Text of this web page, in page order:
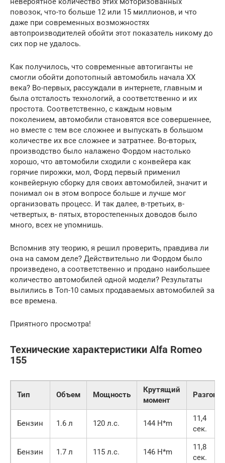
повозок, что-то больше 12 или 15 миллионов, и что
даже при современных возможностях
автопроизводителей обойти этот показатель никому до
сих пор не удалось.
Как получилось, что современные автогиганты не
смогли обойти допотопный автомобиль начала XX
века? Во-первых, рассуждали в интернете, главным и
была отсталость технологий, а соответственно и их
простота. Соответственно, с каждым новым
поколением, автомобили становятся все совершеннее,
но вместе с тем все сложнее и выпускать в большом
количестве их все сложнее и затратнее. Во-вторых,
производство было налажено Фордом настолько
хорошо, что автомобили сходили с конвейера как
горячие пирожки, мол, Форд первый применил
конвейерную сборку для своих автомобилей, значит и
понимал он в этом вопросе больше и лучше мог
организовать процесс. И так далее, в-третьих, в-
четвертых, в- пятых, второстепенных доводов было
много, всех не упомнишь.
Вспомнив эту теорию, я решил проверить, правдива ли
она на самом деле? Действительно ли Фордом было
произведено, а соответственно и продано наибольшее
количество автомобилей одной модели? Результаты
вылились в Топ-10 самых продаваемых автомобилей за
все времена.
Приятного просмотра!
Технические характеристики Alfa Romeo
155
Тип Объем Мощность
Крутящий
момент
Разгон
Бензин 1.6 л 120 л.с. 144 H*m
11,4
сек.
Бензин 1.7 л 115 л.с. 146 H*m
11,8
сек.